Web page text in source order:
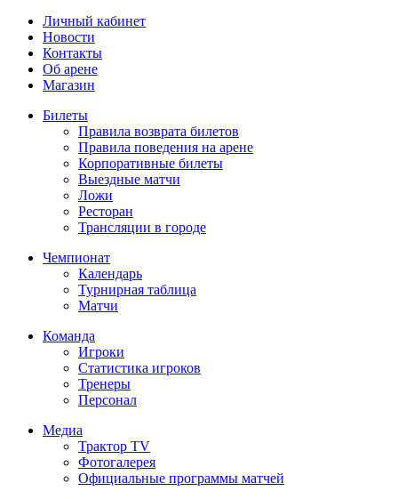
Личный кабинет
Новости
Контакты
Об арене
Магазин
Билеты
Правила возврата билетов
Правила поведения на арене
Корпоративные билеты
Выездные матчи
Ложи
Ресторан
Трансляции в городе
Чемпионат
Календарь
Турнирная таблица
Матчи
Команда
Игроки
Статистика игроков
Тренеры
Персонал
Медиа
Трактор TV
Фотогалерея
Официальные программы матчей